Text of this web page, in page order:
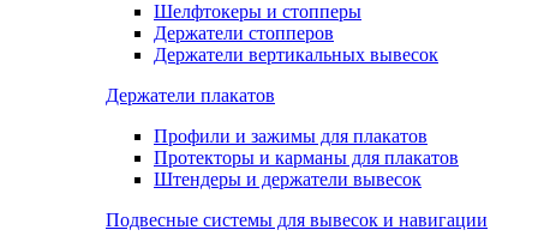
Шелфтокеры и стопперы
Держатели стопперов
Держатели вертикальных вывесок
Держатели плакатов
Профили и зажимы для плакатов
Протекторы и карманы для плакатов
Штендеры и держатели вывесок
Подвесные системы для вывесок и навигации